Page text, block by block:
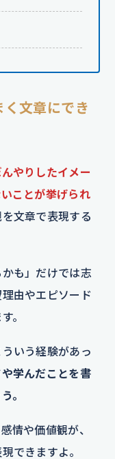
文章にでき
やりしたイメー
ことが挙げられ
文章で表現する
も」だけでは志
由やエピソード
。
いう経験があっ
学んだことを書
。
情や価値観が、
できますよ。